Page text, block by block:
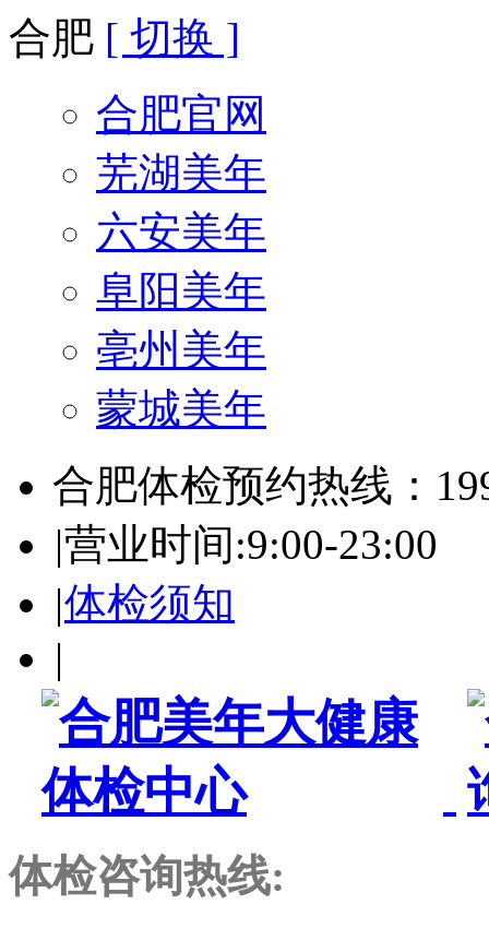
合肥 [ 切换 ]
合肥官网
芜湖美年
六安美年
阜阳美年
亳州美年
蒙城美年
合肥体检预约热线：
|营业时间:9:00-23:00
|体检须知
|
体检咨询热线: